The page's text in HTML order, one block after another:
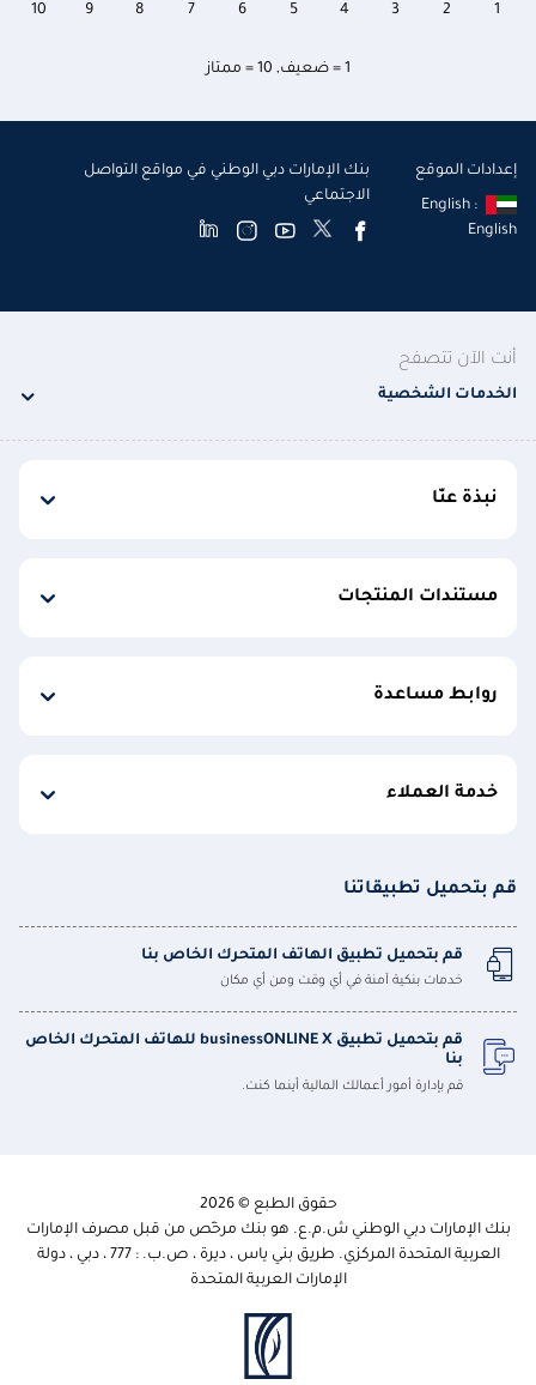
1 = ضعيف , 10 = ممتاز
10 9 8 7 6 5 4 3 2 1
إعدادات الموقع
English :
English
بنك الإمارات دبي الوطني في مواقع التواصل
الاجتماعي
أنت الآن تتصفح
الخدمات الشخصية
نبذة عنّا
مستندات المنتجات
روابط مساعدة
خدمة العملاء
قم بتحميل تطبيقاتنا
قم بتحميل تطبيق الهاتف المتحرك الخاص بنا
خدمات بنكية آمنة في أي وقت ومن أي مكان
قم بتحميل تطبيق businessONLINE X للهاتف المتحرك الخاص
بنا
قم بإدارة أمور أعمالك المالية أينما كنت.
حقوق الطبع © 2026
بنك الإمارات دبي الوطني ش.م.ع. هو بنك مرخّص من قبل مصرف الإمارات
العربية المتحدة المركزي. طريق بني ياس ، ديرة ، ص.ب. : 777 ، دبي ، دولة
الإمارات العربية المتحدة